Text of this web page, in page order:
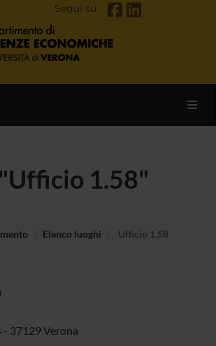
Segui su
1.58"
Elenco luoghi Ufficio 1.58
- 37129 Verona